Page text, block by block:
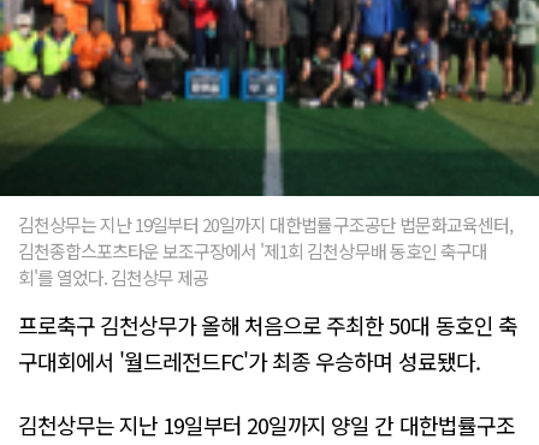
김천상무는 지난 19일부터 20일까지 대한법률구조공단 법문화교육센터,
김천종합스포츠타운 보조구장에서 '제1회 김천상무배 동호인 축구대
회'를 열었다. 김천상무 제공
프로축구 김천상무가 올해 처음으로 주최한 50대 동호인 축
구대회에서 '월드레전드FC'가 최종 우승하며 성료됐다.
김천상무는 지난 19일부터 20일까지 양일 간 대한법률구조